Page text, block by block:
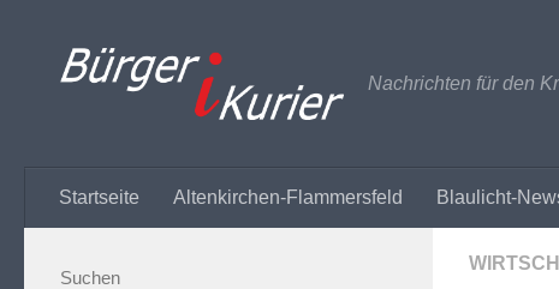
Nachrichten für den
Startseite Altenkirchen-Flammersfeld Blaulicht-
Suchen